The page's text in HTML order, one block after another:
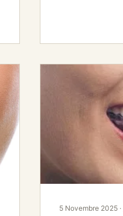
5 Novembre 2025 ·